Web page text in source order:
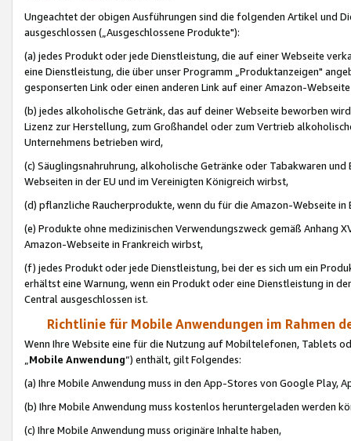
Ungeachtet der obigen Ausführungen sind die folgenden Artikel und
ausgeschlossen („Ausgeschlossene Produkte"):
(a) jedes Produkt oder jede Dienstleistung, die auf einer Webseite
eine Dienstleistung, die über unser Programm „Produktanzeigen"
gesponserten Link oder einen anderen Link auf einer Amazon-
(b) jedes alkoholische Getränk, das auf deiner Webseite beworben
Lizenz zur Herstellung, zum Großhandel oder zum Vertrieb
Unternehmens betrieben wird,
(c) Säuglingsnahruhrung, alkoholische Getränke oder Tabakwaren
Webseiten in der EU und im Vereinigten Königreich wirbst,
(d) pflanzliche Raucherprodukte, wenn du für die Amazon-Webseite in
(e) Produkte ohne medizinischen Verwendungszweck gemäß Anhang
Amazon-Webseite in Frankreich wirbst,
(f) jedes Produkt oder jede Dienstleistung, bei der es sich um ein
erhältst eine Warnung, wenn ein Produkt oder eine Dienstleistung in
Central ausgeschlossen ist.
Richtlinie für Mobile Anwendungen im Rahmen
Wenn Ihre Website eine für die Nutzung auf Mobiltelefonen, Tablets
„Mobile Anwendung“) enthält, gilt Folgendes:
(a) Ihre Mobile Anwendung muss in den App-Stores von Google Play,
(b) Ihre Mobile Anwendung muss kostenlos heruntergeladen werden
(c) Ihre Mobile Anwendung muss originäre Inhalte haben,